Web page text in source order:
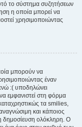
το σύστημα συζητήσεων
η οποία μπορεί να
χρησιμοποιώντας
μπορούν να
έναν
:( υποδηλώνει
εμφανιστεί στη φόρμα
τα smilies,
και κάποιος
δημοσίευση ολόκληρη. Ο